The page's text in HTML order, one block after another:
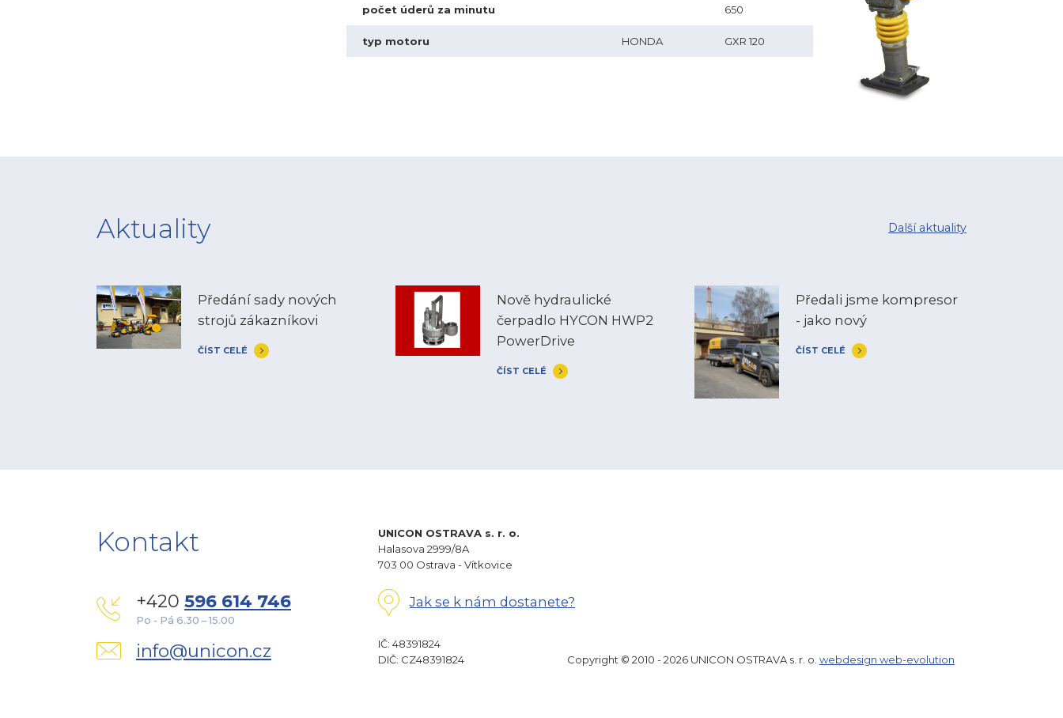
počet úderů za minutu 650
typ motoru HONDA GXR 120
Další aktuality
Aktuality
Předání sady nových
strojů zákazníkovi
ČÍST CELÉ
Nově hydraulické
čerpadlo HYCON HWP2
PowerDrive
ČÍST CELÉ
Předali jsme kompresor
- jako nový
ČÍST CELÉ
Kontakt
+420 596 614 746
Po - Pá 6.30 – 15.00
info@unicon.cz
UNICON OSTRAVA s. r. o.
Halasova 2999/8A
703 00 Ostrava - Vítkovice
Jak se k nám dostanete?
IČ: 48391824
DIČ: CZ48391824
Copyright © 2010 - 2026 UNICON OSTRAVA s. r. o. webdesign web-evolution